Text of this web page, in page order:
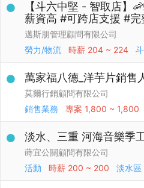
【斗六中堅 - 智取店】
薪資高 #可跨店支援 #完
邁斯朋管理顧問有限公司
勞力/物流
時薪 204 ~ 224
萬家福八德_洋芋片銷售
莫爾行銷顧問有限公司
銷售業務
專案 1,800 ~ 1,800
淡水、三重 河海音樂季
蒔宜公關顧問有限公司
活動
時薪 200 ~ 200 淡水區